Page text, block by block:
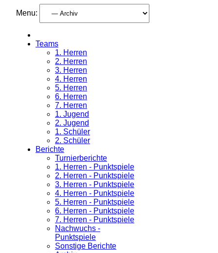
Menu:
Teams
1. Herren
2. Herren
3. Herren
4. Herren
5. Herren
6. Herren
7. Herren
1. Jugend
2. Jugend
1. Schüler
2. Schüler
Berichte
Turnierberichte
1. Herren - Punktspiele
2. Herren - Punktspiele
3. Herren - Punktspiele
4. Herren - Punktspiele
5. Herren - Punktspiele
6. Herren - Punktspiele
7. Herren - Punktspiele
Nachwuchs -
Punktspiele
Sonstige Berichte